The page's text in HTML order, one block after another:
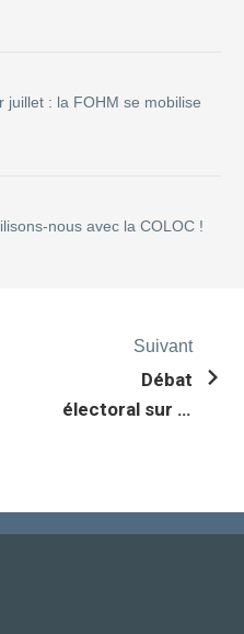
juillet : la FOHM se mobilise
nous avec la COLOC !
Suivant
Débat
électoral sur le